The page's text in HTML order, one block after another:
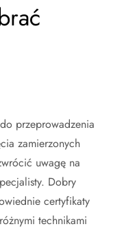
przeprowadzenia
zamierzonych
uwagę na
Dobry
certyfikaty
technikami